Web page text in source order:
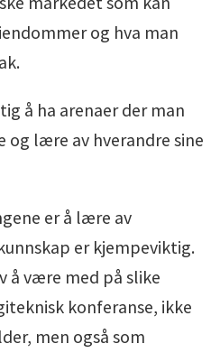
og hva man
å ha arenaer der man
og lære av hverandre sine
er å lære av
er kjempeviktig.
å være med på slike
konferanse, ikke
men også som